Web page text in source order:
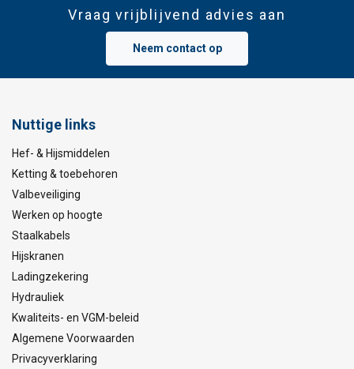
Vraag vrijblijvend advies aan
Neem contact op
Nuttige links
Hef- & Hijsmiddelen
Ketting & toebehoren
Valbeveiliging
Werken op hoogte
Staalkabels
Hijskranen
Ladingzekering
Hydrauliek
Kwaliteits- en VGM-beleid
Algemene Voorwaarden
Privacyverklaring